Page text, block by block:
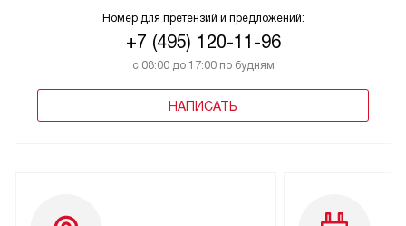
Номер для претензий и предложений:
+7 (495) 120-11-96
с 08:00 до 17:00 по будням
НАПИСАТЬ